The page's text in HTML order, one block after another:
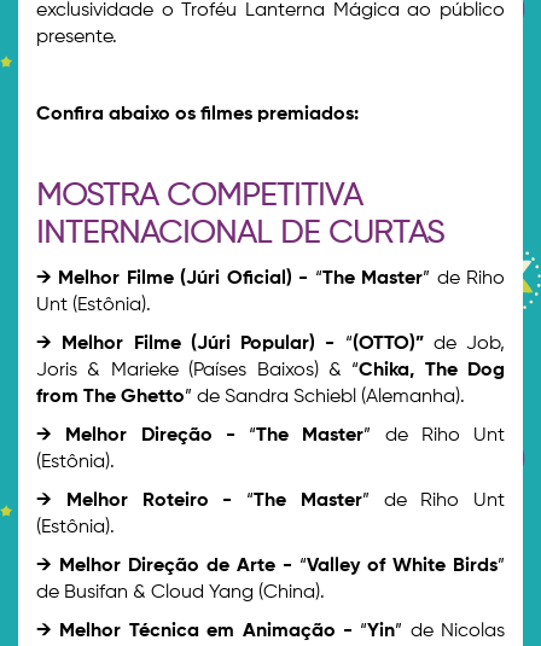
exclusividade o Troféu Lanterna Mágica ao público
presente.
Confira abaixo os filmes premiados:
MOSTRA COMPETITIVA
INTERNACIONAL DE CURTAS
→ Melhor Filme (Júri Oficial) - “The Master” de Riho
Unt (Estônia).
→ Melhor Filme (Júri Popular) - “(OTTO)”de Job,
Joris & Marieke (Países Baixos) & “Chika, The Dog
from The Ghetto” de Sandra Schiebl (Alemanha).
→ Melhor Direção - “The Master” de Riho Unt
(Estônia).
→ Melhor Roteiro - “The Master” de Riho Unt
(Estônia).
→ Melhor Direção de Arte - “Valley of White Birds”
de Busifan & Cloud Yang (China).
→ Melhor Técnica em Animação - “Yin” de Nicolas